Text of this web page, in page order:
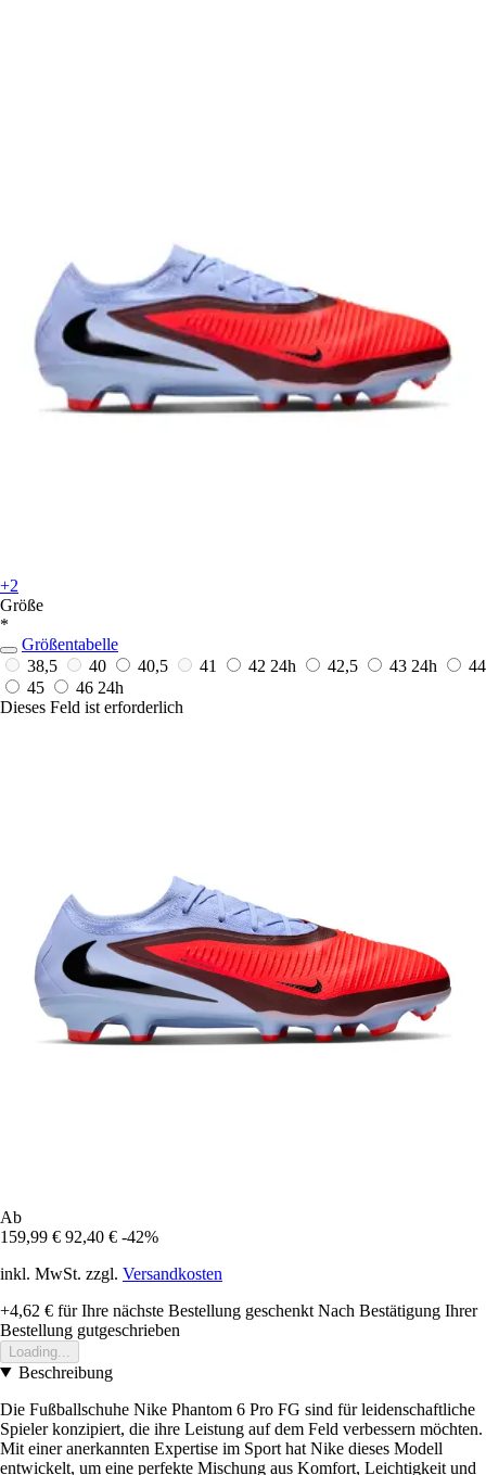
+2
Größe
*
Größentabelle
38,5
40 40,5 41 42 24h 42,5 43 24h
44
45
46 24h
Dieses Feld ist erforderlich
Ab
159,99 € 92,40 € -42%
inkl. MwSt. zzgl. Versandkosten
+4,62 € für Ihre nächste Bestellung geschenkt Nach Bestätigung Ihrer
Bestellung gutgeschrieben
Loading...
Beschreibung
Die Fußballschuhe Nike Phantom 6 Pro FG sind für leidenschaftliche
Spieler konzipiert, die ihre Leistung auf dem Feld verbessern möchten.
Mit einer anerkannten Expertise im Sport hat Nike dieses Modell
entwickelt, um eine perfekte Mischung aus Komfort, Leichtigkeit und